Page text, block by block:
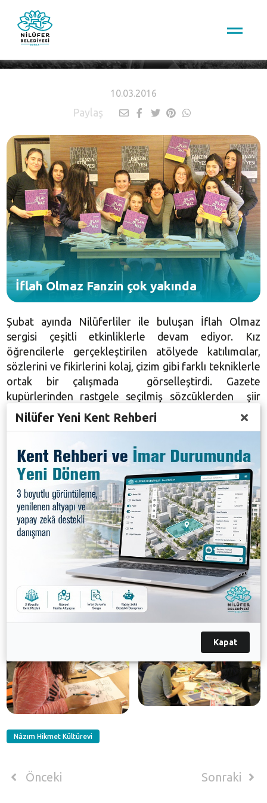
10.03.2016
Paylaş
İflah Olmaz Fanzin çok yakında
Şubat ayında Nilüferliler ile buluşan İflah Olmaz
sergisi çeşitli etkinliklerle devam ediyor. Kız
öğrencilerle gerçekleştirilen atölyede katılımcılar,
sözlerini ve fikirlerini kolaj, çizim gibi farklı tekniklerle
ortak bir çalışmada görselleştirdi. Gazete
kupürlerinden rastgele seçilmiş sözcüklerden şiir
oluşturma, tarihçe yaratma, kendi deneyimlerini
açığa çıkartma ve kolektif iş üretme adına eğlenceli
bir çalışma oldu.
A4 olarak hazırlanan sayfalar dergiye dönüşerek sergi
süresi boyunca izleyiciye sunulacak. Nâzım Hikmet
Kültürevi'nde yer alan İflah Olmaz Sergisi 20 Mart
2016 tarihine kadar açık kalacak.
Galeri
Nâzım Hikmet Kültürevi
Önceki Sonraki
Nilüfer Yeni Kent Rehberi
Kapat